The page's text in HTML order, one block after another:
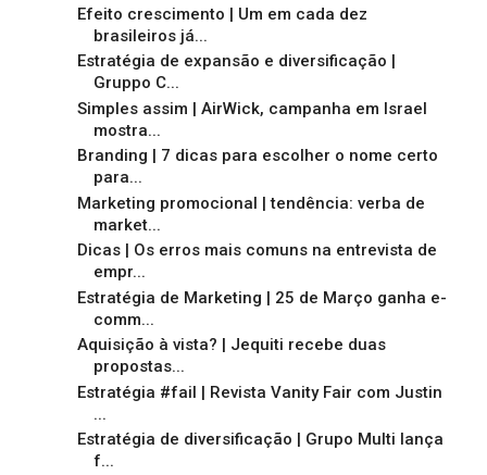
Efeito crescimento | Um em cada dez
brasileiros já...
Estratégia de expansão e diversificação |
Gruppo C...
Simples assim | AirWick, campanha em Israel
mostra...
Branding | 7 dicas para escolher o nome certo
para...
Marketing promocional | tendência: verba de
market...
Dicas | Os erros mais comuns na entrevista de
empr...
Estratégia de Marketing | 25 de Março ganha e-
comm...
Aquisição à vista? | Jequiti recebe duas
propostas...
Estratégia #fail | Revista Vanity Fair com Justin
...
Estratégia de diversificação | Grupo Multi lança
f...